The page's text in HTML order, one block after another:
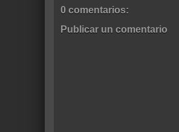
0 comentarios:
Publicar un comentario